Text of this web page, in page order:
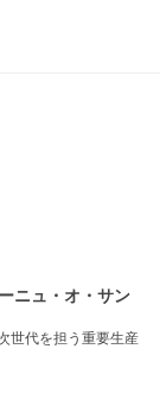
ニュ・オ・サン
世代を担う重要生産